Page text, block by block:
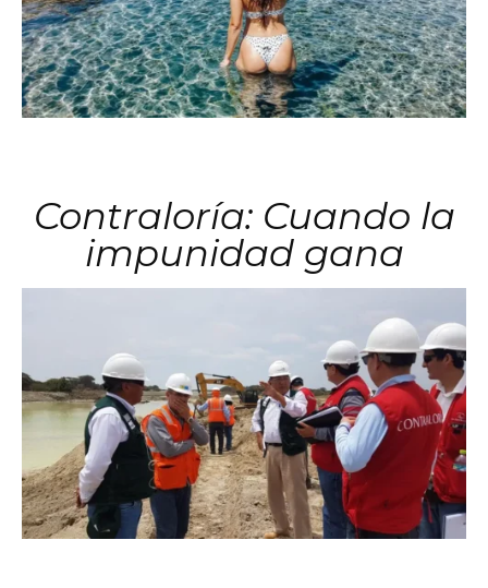
Contraloría: Cuando la
impunidad gana